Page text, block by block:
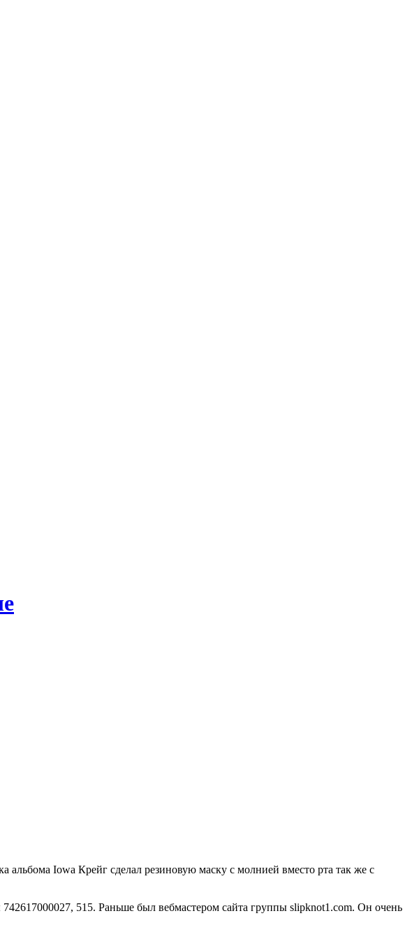
Iowa Крейг сделал резиновую маску с молнией вместо рта так же с
515. Раньше был вебмастером сайта группы slipknot1.com. Он очень